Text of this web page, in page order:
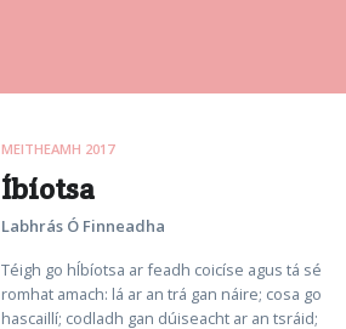
MEITHEAMH 2017
Íbíotsa
Labhrás Ó Finneadha
Téigh go hÍbíotsa ar feadh coicíse agus tá sé
romhat amach: lá ar an trá gan náire; cosa go
hascaillí; codladh gan dúiseacht ar an tsráid;